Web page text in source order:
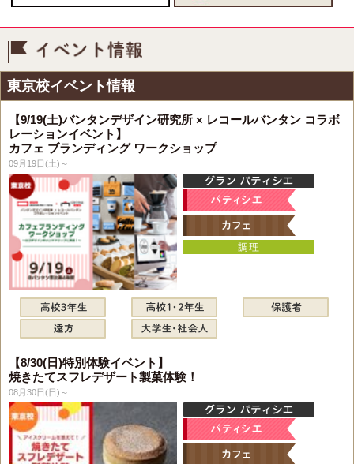
東京校イベント情報
【9/19(土)バンタンデザイン研究所 × レコールバンタン コラボ
レーションイベント】
カフェ ブランディング ワークショップ
09月19日(土)～
【8/30(日)特別体験イベント】
焼きたてスフレデザート製菓体験！
08月30日(日)～